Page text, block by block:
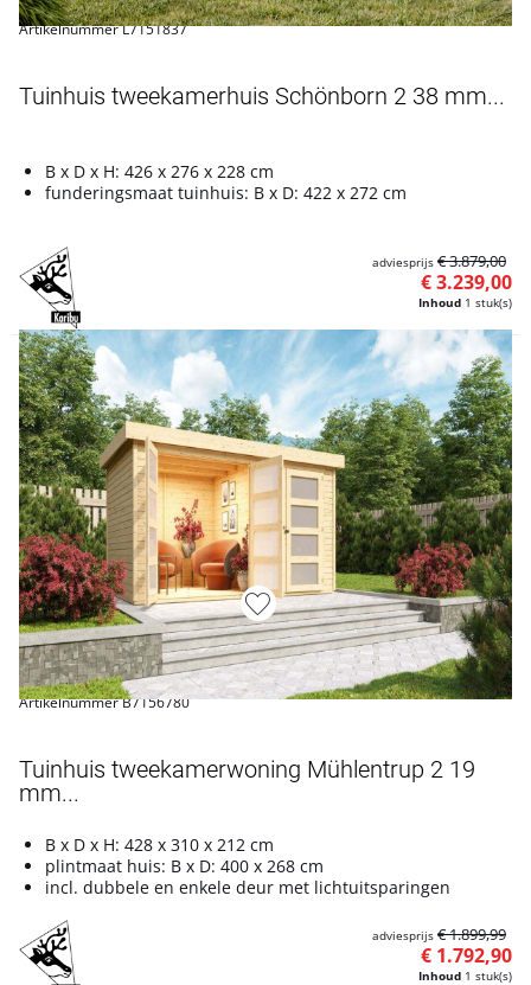
Artikelnummer L7151837
Tuinhuis tweekamerhuis Schönborn 2 38 mm...
B x D x H: 426 x 276 x 228 cm
funderingsmaat tuinhuis: B x D: 422 x 272 cm
Inhoud 1 stuk(s)
€ 3.239,00
adviesprijs € 3.879,00
Artikelnummer B7156780
Tuinhuis tweekamerwoning Mühlentrup 2 19
mm...
B x D x H: 428 x 310 x 212 cm
plintmaat huis: B x D: 400 x 268 cm
incl. dubbele en enkele deur met lichtuitsparingen
Inhoud 1 stuk(s)
€ 1.792,90
adviesprijs € 1.899,99